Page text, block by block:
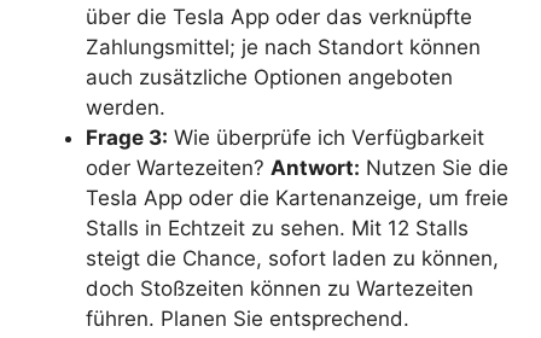
über die Tesla App oder das verknüpfte
Zahlungsmittel; je nach Standort können
auch zusätzliche Optionen angeboten
werden.
Frage 3: Wie überprüfe ich Verfügbarkeit
oder Wartezeiten? Antwort: Nutzen Sie die
Tesla App oder die Kartenanzeige, um freie
Stalls in Echtzeit zu sehen. Mit 12 Stalls
steigt die Chance, sofort laden zu können,
doch Stoßzeiten können zu Wartezeiten
führen. Planen Sie entsprechend.